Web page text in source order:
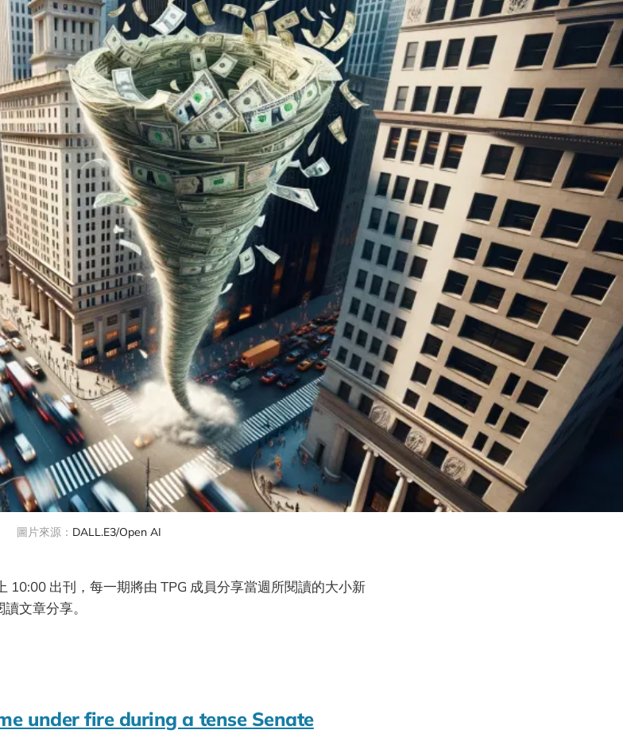
圖片來源： DALL.E3/Open AI
10:00 出刊，每一期將由 TPG 成員分享當週所閱讀的大小新
文章分享。
under fire during a tense Senate